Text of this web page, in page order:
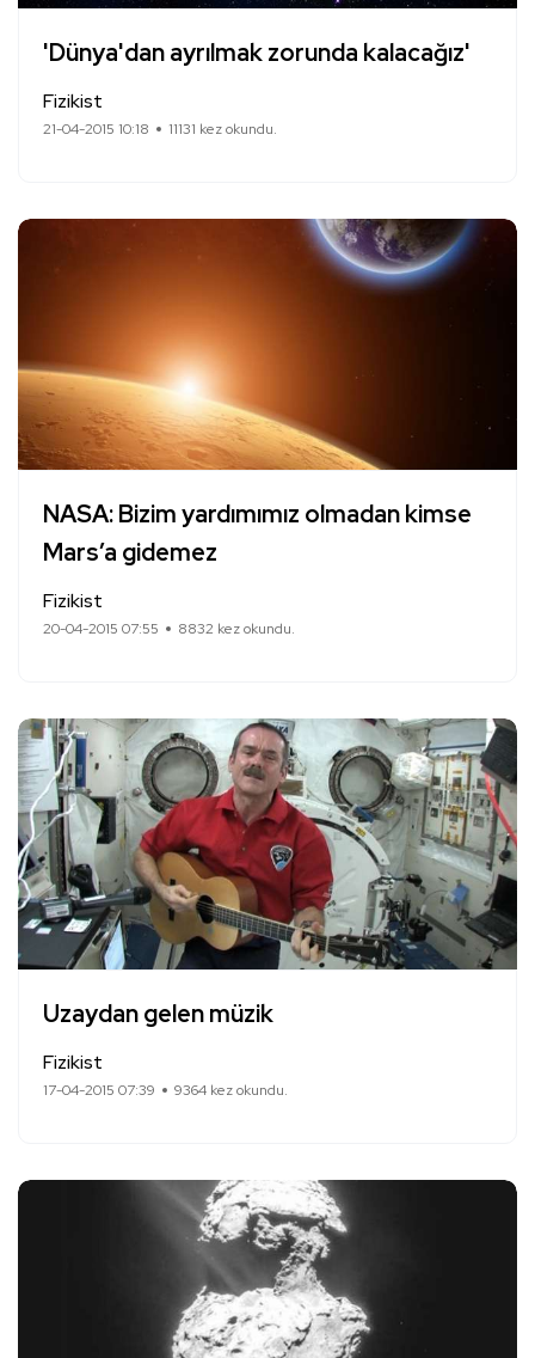
'Dünya'dan ayrılmak zorunda kalacağız'
Fizikist
21-04-2015 10:18 11131 kez okundu.
NASA: Bizim yardımımız olmadan kimse
Mars’a gidemez
Fizikist
20-04-2015 07:55 8832 kez okundu.
Uzaydan gelen müzik
Fizikist
17-04-2015 07:39 9364 kez okundu.